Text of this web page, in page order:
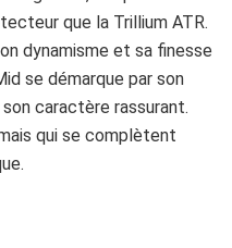
que la Trillium ATR.
dynamisme et sa finesse
se démarque par son
caractère rassurant.
qui se complètent